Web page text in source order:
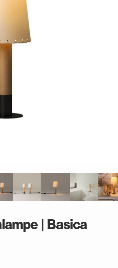
| Basica